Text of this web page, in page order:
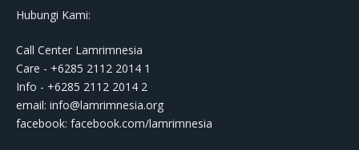
Hubungi Kami:
Call Center Lamrimnesia
Care - +6285 2112 2014 1
Info - +6285 2112 2014 2
email: info@lamrimnesia.org
facebook: facebook.com/lamrimnesia